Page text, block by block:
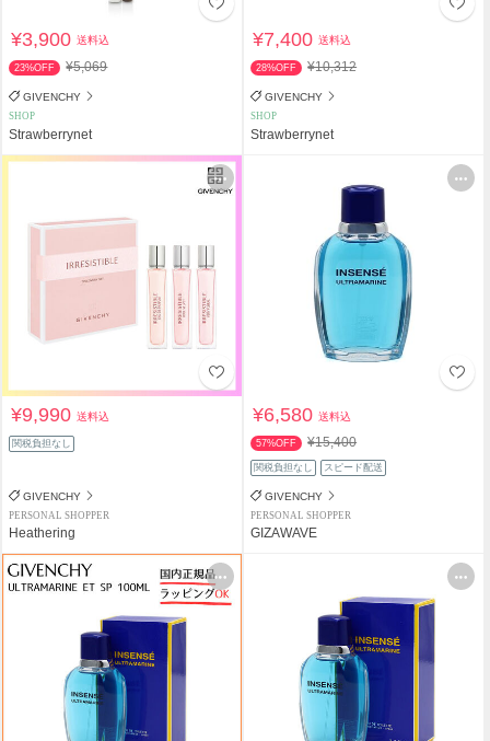
¥3,900送料込
23%OFF ¥5,069
GIVENCHY
SHOP
Strawberrynet
¥7,400送料込
28%OFF ¥10,312
GIVENCHY
SHOP
Strawberrynet
¥9,990送料込
関税負担なし
GIVENCHY
PERSONAL SHOPPER
Heathering
¥6,580送料込
57%OFF ¥15,400
関税負担なし スピード配送
GIVENCHY
PERSONAL SHOPPER
GIZAWAVE